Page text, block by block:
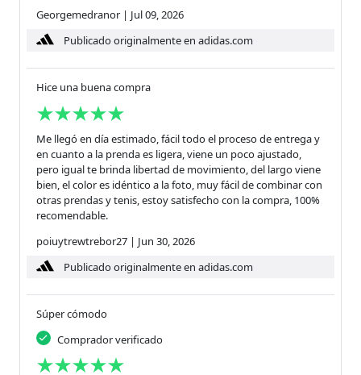
Georgemedranor | Jul 09, 2026
Publicado originalmente en adidas.com
Hice una buena compra
Me llegó en día estimado, fácil todo el proceso de entrega y
en cuanto a la prenda es ligera, viene un poco ajustado,
pero igual te brinda libertad de movimiento, del largo viene
bien, el color es idéntico a la foto, muy fácil de combinar con
otras prendas y tenis, estoy satisfecho con la compra, 100%
recomendable.
poiuytrewtrebor27 | Jun 30, 2026
Publicado originalmente en adidas.com
Súper cómodo
Comprador verificado